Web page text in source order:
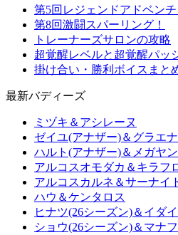
第5回レジェンドアドベン
第8回激闘スパーリング！
トレーナーズサロンの攻略
超覚醒レベルと超覚醒パッ
掛け合い・勝利ボイスまと
最新バディーズ
ミヅキ＆アシレーヌ
ゼイユ(アナザー)＆グラエナ
ハルト(アナザー)＆メガヤ
アルコスオモダカ＆キラフ
アルコスカルネ＆サーナイ
ハウ＆ケンタロス
ヒナツ(26シーズン)＆イダ
ショウ(26シーズン)＆マナ